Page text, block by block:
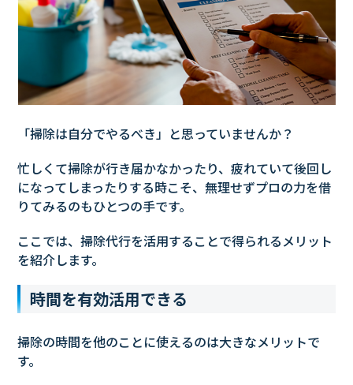
「掃除は自分でやるべき」と思っていませんか？
忙しくて掃除が行き届かなかったり、疲れていて後回し
になってしまったりする時こそ、無理せずプロの力を借
りてみるのもひとつの手です。
ここでは、掃除代行を活用することで得られるメリット
を紹介します。
時間を有効活用できる
掃除の時間を他のことに使えるのは大きなメリットで
す。